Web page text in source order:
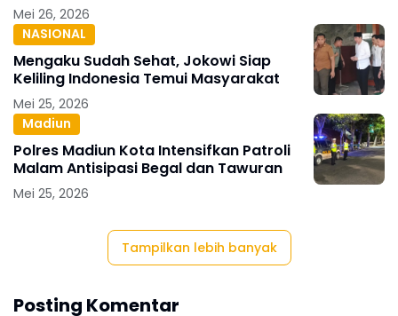
Mei 26, 2026
NASIONAL
Mengaku Sudah Sehat, Jokowi Siap
Keliling Indonesia Temui Masyarakat
Mei 25, 2026
Madiun
Polres Madiun Kota Intensifkan Patroli
Malam Antisipasi Begal dan Tawuran
Mei 25, 2026
Tampilkan lebih banyak
Posting Komentar